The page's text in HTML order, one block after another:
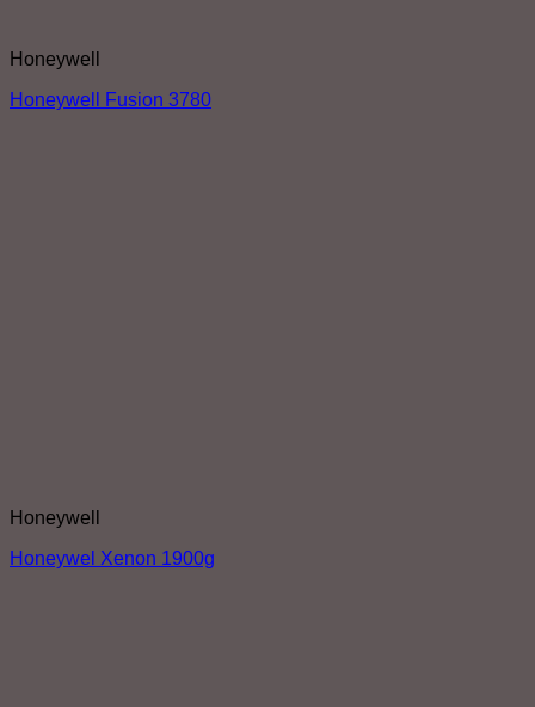
Honeywell
Honeywell Fusion 3780
Honeywell
Honeywel Xenon 1900g